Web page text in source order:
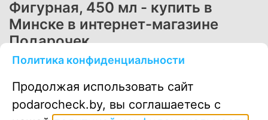
Фигурная, 450 мл - купить в
Минске в интернет-магазине
Подарочек.
Политика конфиденциальности
Продолжая использовать сайт
podarocheck.by, вы соглашаетесь с